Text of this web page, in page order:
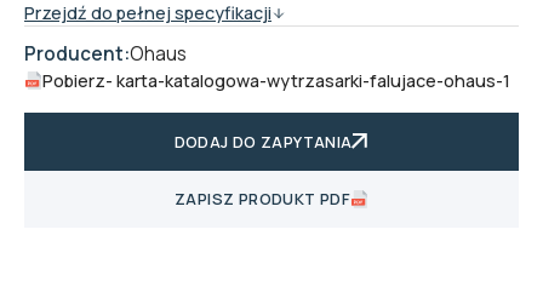
Przejdź do pełnej specyfikacji
Producent:Ohaus
Pobierz- karta-katalogowa-wytrzasarki-falujace-ohaus-1
DODAJ DO ZAPYTANIA
ZAPISZ PRODUKT PDF